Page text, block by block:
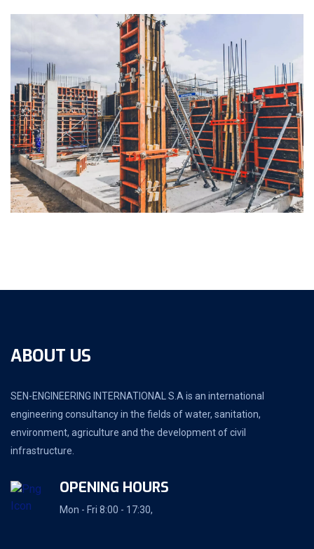
ABOUT US
SEN-ENGINEERING INTERNATIONAL S.A is an international
engineering consultancy in the fields of water, sanitation,
environment, agriculture and the development of civil
infrastructure.
OPENING HOURS
Mon - Fri 8:00 - 17:30,